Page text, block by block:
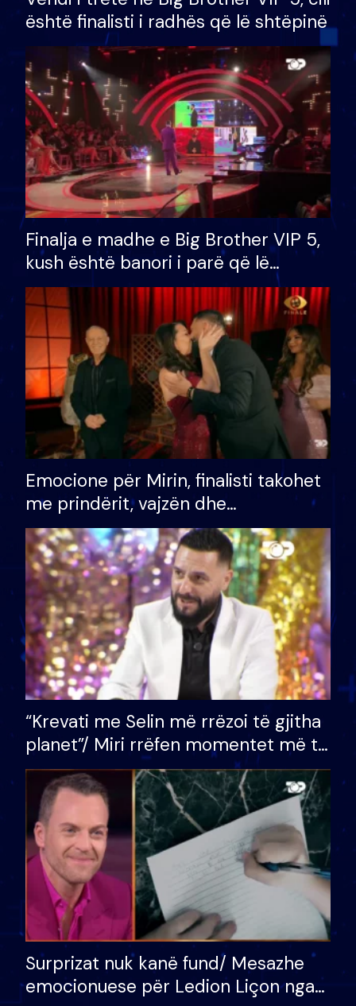
është finalisti i radhës që lë shtëpinë
Finalja e madhe e Big Brother VIP 5,
kush është banori i parë që lë
shtëpinë dhe humb mundësinë për
të fituar çmimin e madh
Emocione për Mirin, finalisti takohet
me prindërit, vajzën dhe
bashkëshorten: S’kemi ndonjë letër
divorci apo jo?
“Krevati me Selin më rrëzoi të gjitha
planet”/ Miri rrëfen momentet më të
bukura në shtëpinë e BB VIP: Do më
mungojë zilja e mëngjesit kur…
Surprizat nuk kanë fund/ Mesazhe
emocionuese për Ledion Liçon nga